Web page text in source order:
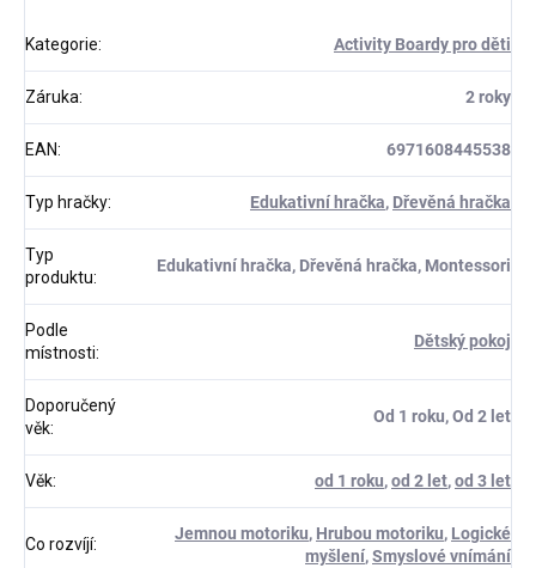
Kategorie: Activity Boardy pro děti
Záruka: 2 roky
EAN: 6971608445538
Typ hračky: Edukativní hračka, Dřevěná hračka
Typ
produktu:
Edukativní hračka, Dřevěná hračka, Montessori
Podle
místnosti:
Dětský pokoj
Doporučený
věk:
Od 1 roku, Od 2 let
Věk: od 1 roku,od 2 let,od 3 let
Co rozvíjí:
Jemnou motoriku, Hrubou motoriku, Logické
myšlení,Smyslové vnímání